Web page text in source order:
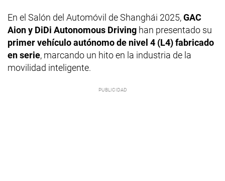
En el Salón del Automóvil de Shanghái 2025,GAC
Aion y DiDi Autonomous Driving han presentado su
primer vehículo autónomo de nivel 4 (L4) fabricado
en serie, marcando un hito en la industria de la
movilidad inteligente.